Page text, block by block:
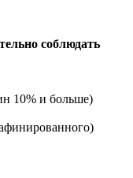
соблюдать
10% и больше)